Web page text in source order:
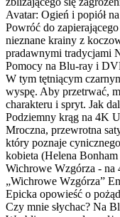
Avatar: Ogień i popiół
Powróć do
nieznane krainy z
pradawnymi tradycjami
Pomocy na Blu-ray i
W tym tętniącym
wyspę. Aby przetrwać,
charakteru i spryt. Jak
Podziemny krąg na 4K
Mroczna, przewrotna
który poznaje
kobieta (Helena Bonham
Wichrowe Wzgórza -
„Wichrowe Wzgórza”
Epicka opowieść o
Czy mnie słychac? Na